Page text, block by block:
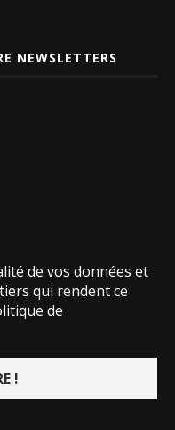
NEWSLETTERS
de vos données et
qui rendent ce
de